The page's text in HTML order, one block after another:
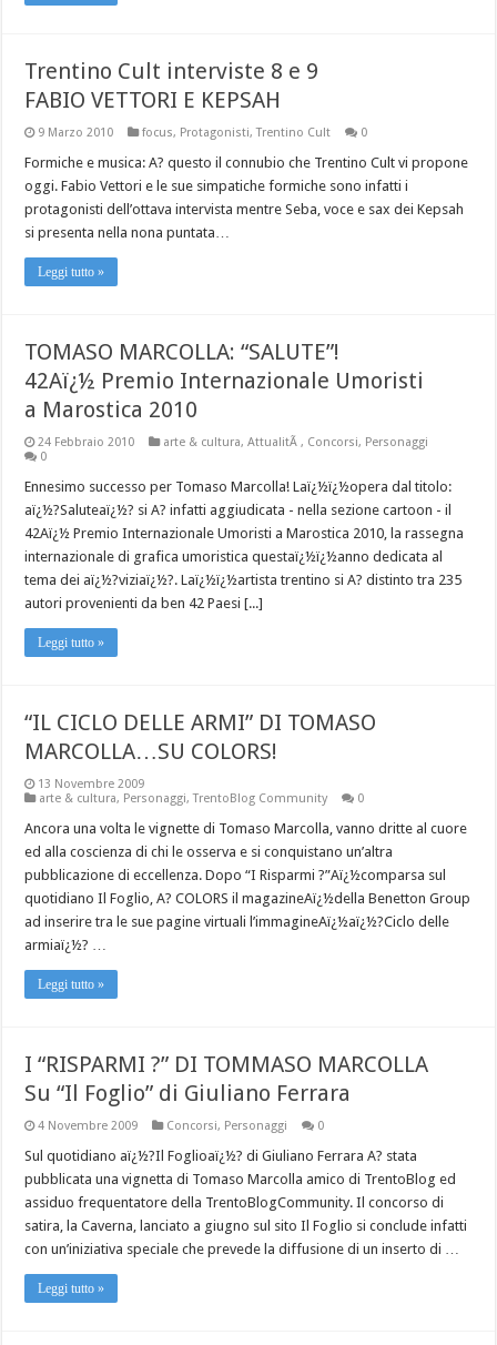
Trentino Cult interviste 8 e 9
FABIO VETTORI E KEPSAH
9 Marzo 2010 focus, Protagonisti,Trentino Cult 0
Formiche e musica: A? questo il connubio che Trentino Cult vi propone
oggi. Fabio Vettori e le sue simpatiche formiche sono infatti i
protagonisti dell’ottava intervista mentre Seba, voce e sax dei Kepsah
si presenta nella nona puntata…
Leggi tutto »
TOMASO MARCOLLA: “SALUTE”!
42Aï¿½ Premio Internazionale Umoristi
a Marostica 2010
24 Febbraio 2010 arte & cultura,AttualitÃ, Concorsi, Personaggi
0
Ennesimo successo per Tomaso Marcolla! Laï¿½ï¿½opera dal titolo:
aï¿½?Saluteaï¿½? si A? infatti aggiudicata - nella sezione cartoon - il
42Aï¿½ Premio Internazionale Umoristi a Marostica 2010, la rassegna
internazionale di grafica umoristica questaï¿½ï¿½anno dedicata al
tema dei aï¿½?viziaï¿½?. Laï¿½ï¿½artista trentino si A? distinto tra 235
autori provenienti da ben 42 Paesi [...]
Leggi tutto »
“IL CICLO DELLE ARMI” DI TOMASO
MARCOLLA…SU COLORS!
13 Novembre 2009
arte & cultura, Personaggi,TrentoBlog Community 0
Ancora una volta le vignette di Tomaso Marcolla, vanno dritte al cuore
ed alla coscienza di chi le osserva e si conquistano un’altra
pubblicazione di eccellenza. Dopo “I Risparmi ?”Aï¿½comparsa sul
quotidiano Il Foglio, A? COLORS il magazineAï¿½della Benetton Group
ad inserire tra le sue pagine virtuali l’immagineAï¿½aï¿½?Ciclo delle
armiaï¿½? …
Leggi tutto »
I “RISPARMI ?” DI TOMMASO MARCOLLA
Su “Il Foglio” di Giuliano Ferrara
4 Novembre 2009 Concorsi, Personaggi 0
Sul quotidiano aï¿½?Il Foglioaï¿½? di Giuliano Ferrara A? stata
pubblicata una vignetta di Tomaso Marcolla amico di TrentoBlog ed
assiduo frequentatore della TrentoBlogCommunity. Il concorso di
satira, la Caverna, lanciato a giugno sul sito Il Foglio si conclude infatti
con un’iniziativa speciale che prevede la diffusione di un inserto di …
Leggi tutto »